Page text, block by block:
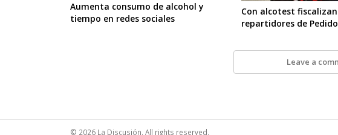
Aumenta consumo de alcohol y
tiempo en redes sociales
Con alcotest
repartidores de
Leave a
© 2026 La Discusión. All rights reserved.